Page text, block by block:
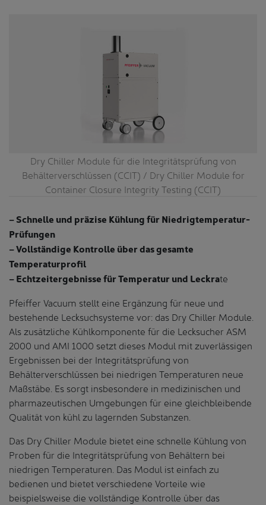
Dry Chiller Module für die Integritätsprüfung von
Behälterverschlüssen (CCIT) / Dry Chiller Module for
Container Closure Integrity Testing (CCIT)
– Schnelle und präzise Kühlung für Niedrigtemperatur-
Prüfungen
– Vollständige Kontrolle über das gesamte
Temperaturprofil
– Echtzeitergebnisse für Temperatur und Leckrate
Pfeiffer Vacuum stellt eine Ergänzung für neue und
bestehende Lecksuchsysteme vor: das Dry Chiller Module.
Als zusätzliche Kühlkomponente für die Lecksucher ASM
2000 und AMI 1000 setzt dieses Modul mit zuverlässigen
Ergebnissen bei der Integritätsprüfung von
Behälterverschlüssen bei niedrigen Temperaturen neue
Maßstäbe. Es sorgt insbesondere in medizinischen und
pharmazeutischen Umgebungen für eine gleichbleibende
Qualität von kühl zu lagernden Substanzen.
Das Dry Chiller Module bietet eine schnelle Kühlung von
Proben für die Integritätsprüfung von Behältern bei
niedrigen Temperaturen. Das Modul ist einfach zu
bedienen und bietet verschiedene Vorteile wie
beispielsweise die vollständige Kontrolle über das